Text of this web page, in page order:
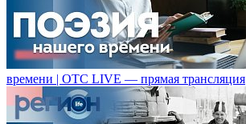
времени | ОТС LIVE — прямая трансляция